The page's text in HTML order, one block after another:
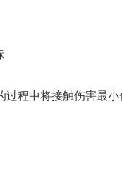
过程中将接触伤害最小